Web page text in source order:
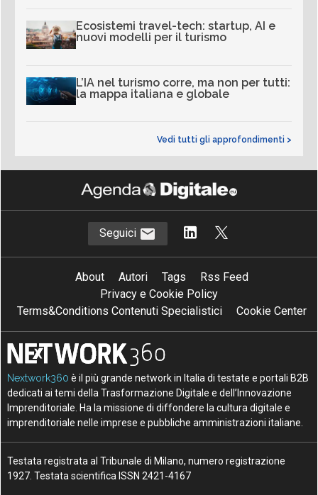
Ecosistemi travel-tech: startup, AI e
nuovi modelli per il turismo
L’IA nel turismo corre, ma non per tutti:
la mappa italiana e globale
Vedi tutti gli approfondimenti >
Seguici
About Autori Tags
Rss Feed
Privacy e Cookie Policy
Terms&Conditions Contenuti Specialistici
Cookie Center
Nextwork360 è il più grande network in Italia di testate e portali B2B
dedicati ai temi della Trasformazione Digitale e dell’Innovazione
Imprenditoriale. Ha la missione di diffondere la cultura digitale e
imprenditoriale nelle imprese e pubbliche amministrazioni italiane.
Testata registrata al Tribunale di Milano, numero registrazione
1927. Testata scientifica ISSN 2421-4167